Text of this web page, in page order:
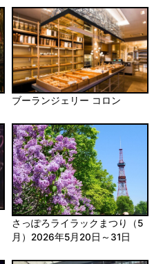
ブーランジェリー コロン
さっぽろライラックまつり（5
月）2026年5月20日～31日